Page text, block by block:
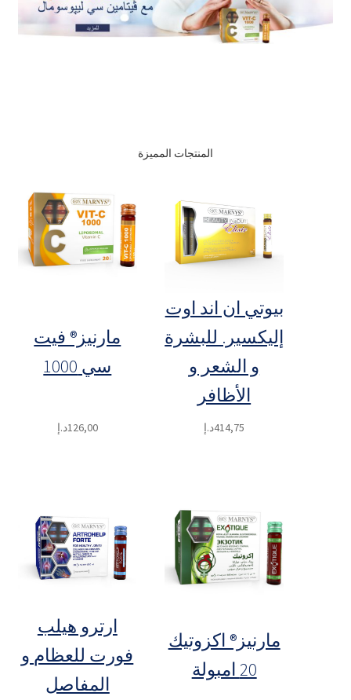
المنتجات المميزة
بيوتي ان اند اوت
إليكسير. للبشرة
و الشعر و
الأظافر
414,75د.إ
مارنيز® فيت
سي 1000
126,00د.إ
مارنيز® اكزوتيك
20 امبولة
ارترو هيلب
فورت للعظام و
المفاصل